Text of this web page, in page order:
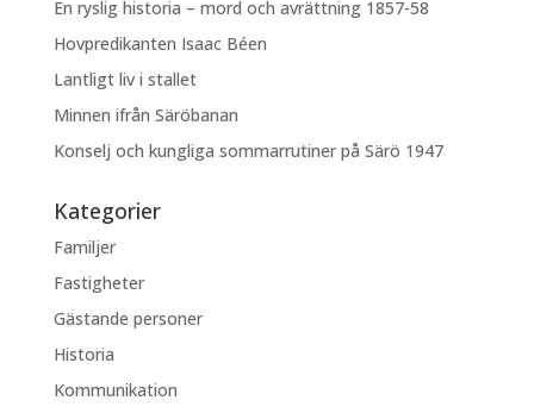
En ryslig historia – mord och avrättning 1857-58
Hovpredikanten Isaac Béen
Lantligt liv i stallet
Minnen ifrån Säröbanan
Konselj och kungliga sommarrutiner på Särö 1947
Kategorier
Familjer
Fastigheter
Gästande personer
Historia
Kommunikation